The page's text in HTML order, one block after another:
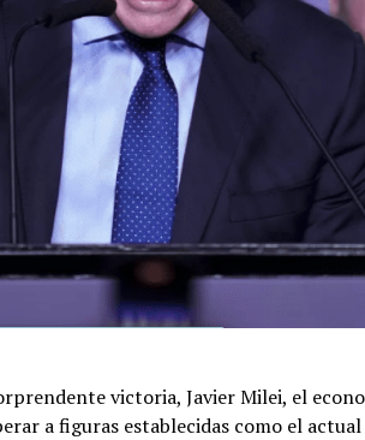
victoria, Javier Milei, el
a figuras establecidas como el